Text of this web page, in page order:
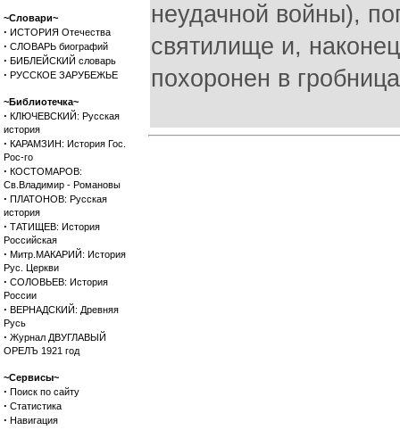
~Словари~
· ИСТОРИЯ Отечества
· СЛОВАРЬ биографий
· БИБЛЕЙСКИЙ словарь
· РУССКОЕ ЗАРУБЕЖЬЕ
~Библиотечка~
· КЛЮЧЕВСКИЙ: Русская
история
· КАРАМЗИН: История Гос.
Рос-го
· КОСТОМАРОВ:
Св.Владимир - Романовы
· ПЛАТОНОВ: Русская
история
· ТАТИЩЕВ: История
Российская
· Митр.МАКАРИЙ: История
Рус. Церкви
· СОЛОВЬЕВ: История
России
· ВЕРНАДСКИЙ: Древняя
Русь
· Журнал ДВУГЛАВЫЙ
ОРЕЛЪ 1921 год
~Сервисы~
· Поиск по сайту
· Статистика
· Навигация
неудачной войны),
святилище и,
похоронен в